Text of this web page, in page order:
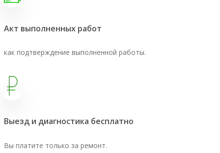
Акт выполненных работ
как подтверждение выполненной работы.
Выезд и диагностика бесплатно
Вы платите только за ремонт.